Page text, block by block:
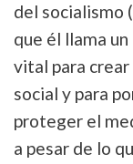
del socialismo
que él llama
vital para
social y para
proteger el
a pesar de lo